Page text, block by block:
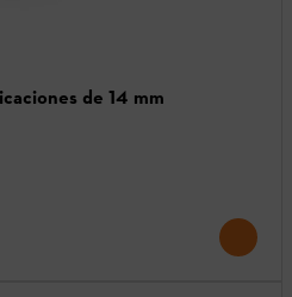
de 14 mm